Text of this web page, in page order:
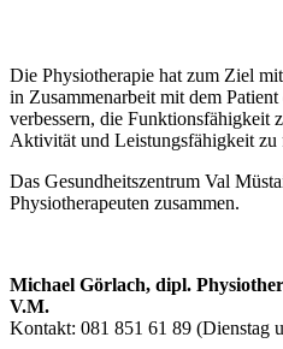
Die Physiotherapie hat zum Ziel
in Zusammenarbeit mit dem
verbessern, die Funktionsfähigkeit
Aktivität und Leistungsfähigkeit zu
Das Gesundheitszentrum Val
Physiotherapeuten zusammen.
Michael Görlach, dipl.
V.M.
Kontakt: 081 851 61 89 (Dienstag